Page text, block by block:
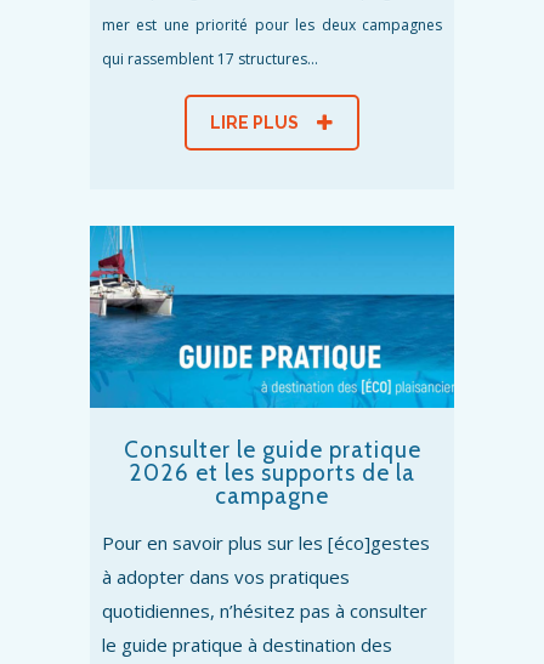
mer est une priorité pour les deux campagnes
qui rassemblent 17 structures...
LIRE PLUS
Consulter le guide pratique
2026 et les supports de la
campagne
Pour en savoir plus sur les [éco]gestes
à adopter dans vos pratiques
quotidiennes, n’hésitez pas à consulter
le guide pratique à destination des